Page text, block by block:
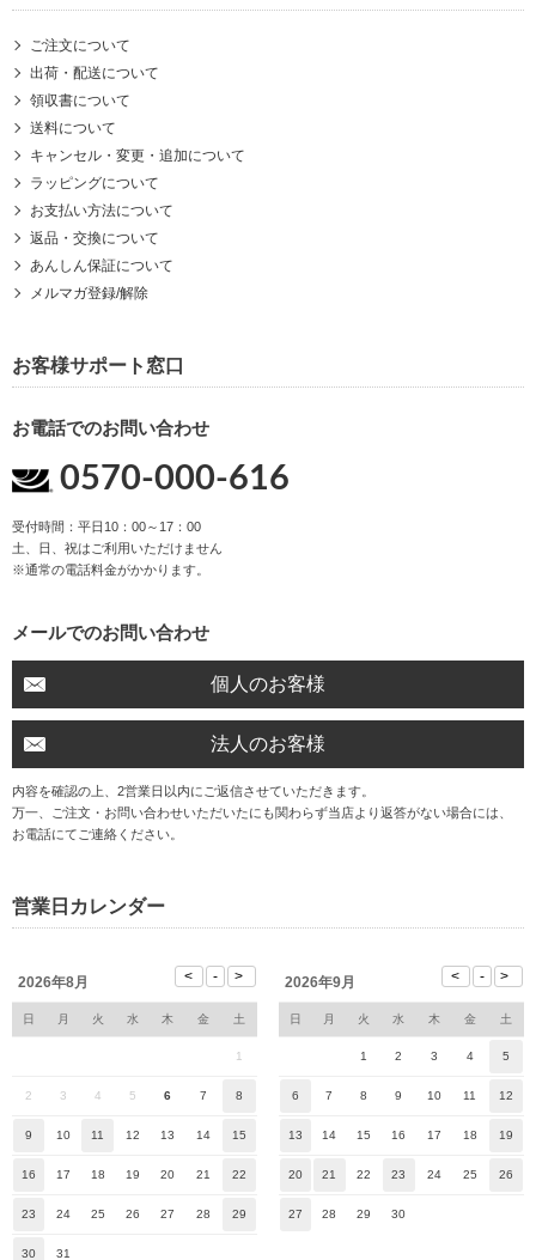
ご注文について
出荷・配送について
領収書について
送料について
キャンセル・変更・追加について
ラッピングについて
お支払い方法について
返品・交換について
あんしん保証について
メルマガ登録/解除
お客様サポート窓口
お電話でのお問い合わせ
0570-000-616
受付時間：平日10：00～17：00
土、日、祝はご利用いただけません
※通常の電話料金がかかります。
メールでのお問い合わせ
個人のお客様
法人のお客様
内容を確認の上、2営業日以内にご返信させていただきます。
万一、ご注文・お問い合わせいただいたにも関わらず当店より返答がない場合には、
お電話にてご連絡ください。
営業日カレンダー
2026年8月
日 月 火 水 木 金 土
1
2 3 4 5 6 7 8
9 10 11 12 13 14 15
16 17 18 19 20 21 22
23 24 25 26 27 28 29
30 31
2026年9月
日 月 火 水 木 金 土
1 2 3 4 5
6 7 8 9 10 11 12
13 14 15 16 17 18 19
20 21 22 23 24 25 26
27 28 29 30